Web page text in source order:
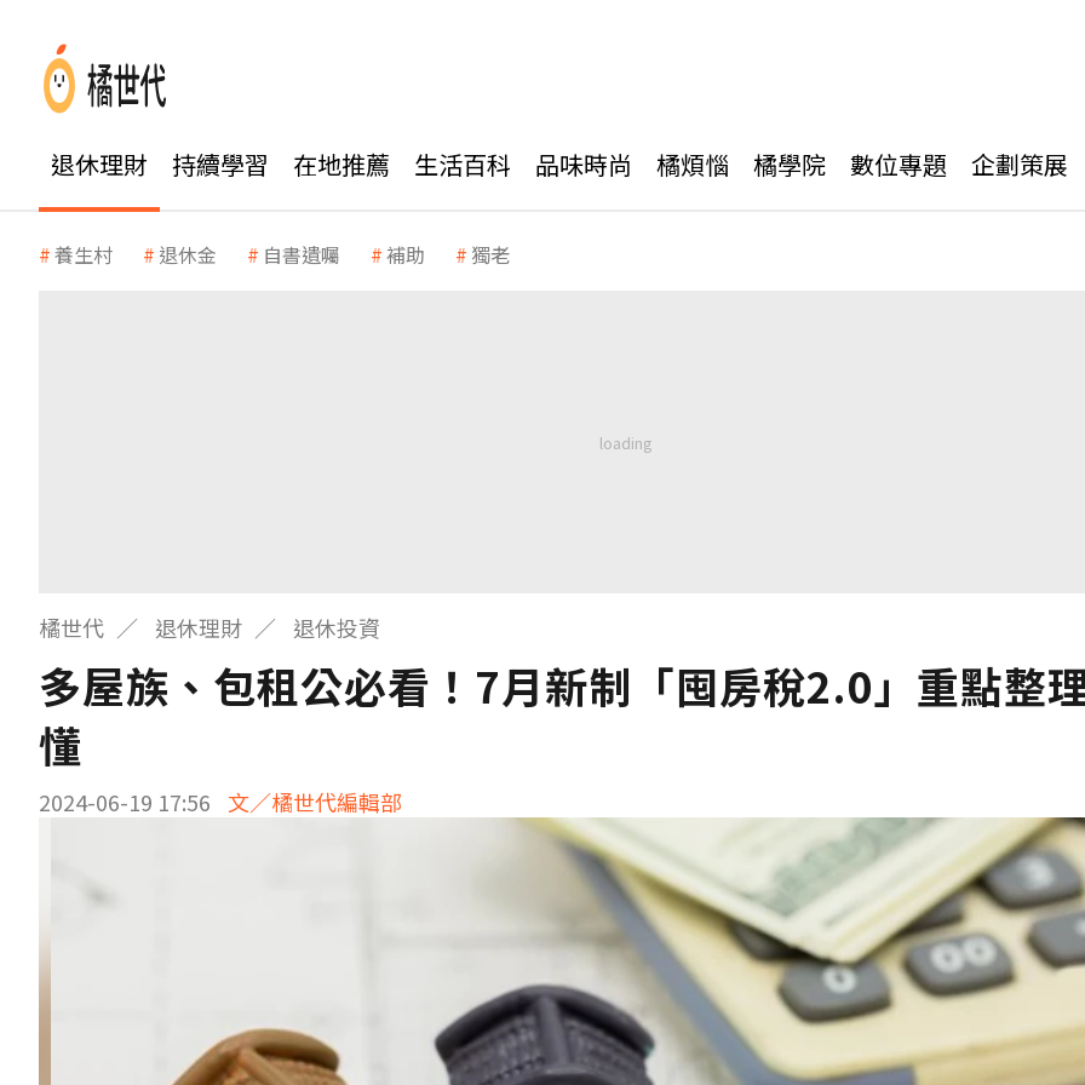
退休理財 持續學習 在地推薦 生活百科 品味時尚 橘煩惱 橘學院 數位專題 企劃策展
養生村 退休金 自書遺囑 補助 獨老
橘世代 退休理財 退休投資
多屋族、包租公必看！7月新制「囤房稅2.0」重點整
懂
2024-06-19 17:56 文／橘世代編輯部